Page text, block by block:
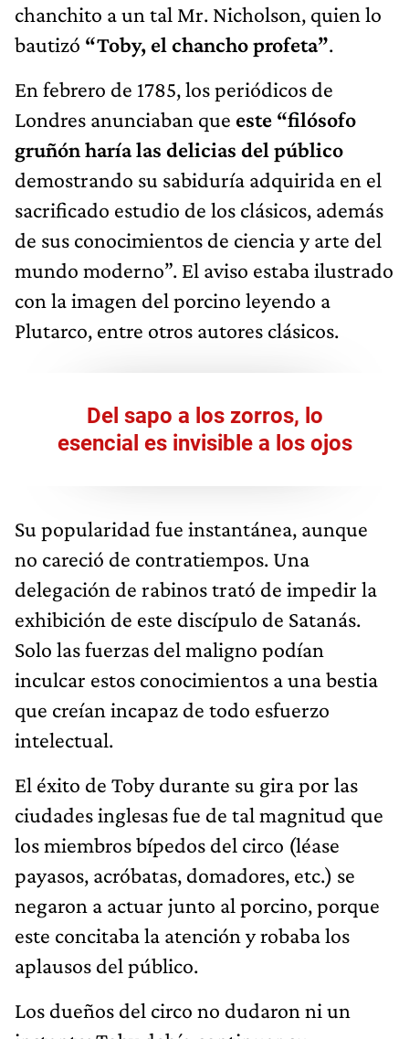
chanchito a un tal Mr. Nicholson, quien lo
bautizó “Toby, el chancho profeta”.
En febrero de 1785, los periódicos de
Londres anunciaban que este “filósofo
gruñón haría las delicias del público
demostrando su sabiduría adquirida en el
sacrificado estudio de los clásicos, además
de sus conocimientos de ciencia y arte del
mundo moderno”. El aviso estaba ilustrado
con la imagen del porcino leyendo a
Plutarco, entre otros autores clásicos.
Del sapo a los zorros, lo
esencial es invisible a los ojos
Su popularidad fue instantánea, aunque
no careció de contratiempos. Una
delegación de rabinos trató de impedir la
exhibición de este discípulo de Satanás.
Solo las fuerzas del maligno podían
inculcar estos conocimientos a una bestia
que creían incapaz de todo esfuerzo
intelectual.
El éxito de Toby durante su gira por las
ciudades inglesas fue de tal magnitud que
los miembros bípedos del circo (léase
payasos, acróbatas, domadores, etc.) se
negaron a actuar junto al porcino, porque
este concitaba la atención y robaba los
aplausos del público.
Los dueños del circo no dudaron ni un